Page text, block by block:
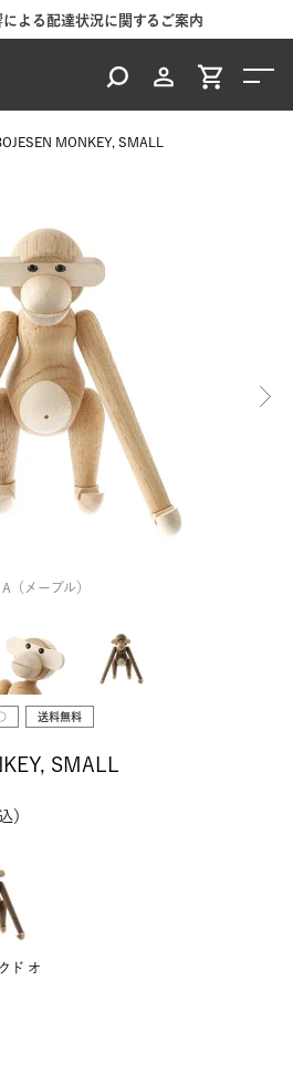
よる配達状況に関するご案内
MONKEY, SMALL
A（メープル）
送料無料
SMALL
ド オ